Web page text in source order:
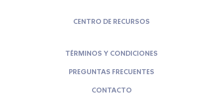
CENTRO DE RECURSOS
TÉRMINOS Y CONDICIONES
PREGUNTAS FRECUENTES
CONTACTO